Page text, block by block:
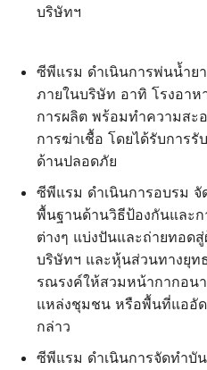
บริษัทฯ
ซีพีแรม ดำเนินการพ่นน้ำย
ภายในบริษัท อาทิ โรงอา
การผลิต พร้อมทำความสะ
การฆ่าเชื้อ โดยได้รับการ
ด้านปลอดภัย
ซีพีแรม ดำเนินการอบรม
พื้นฐานด้านวิธีป้องกันและก
ต่างๆ แบ่งปันและถ่ายทอด
บริษัทฯ และหุ้นส่วนทางยุท
รณรงค์ให้สวมหน้ากากอน
แหล่งชุมชน หรือพื้นที่แออัด
กล่าว
ซีพีแรม ดำเนินการจัดทำบั